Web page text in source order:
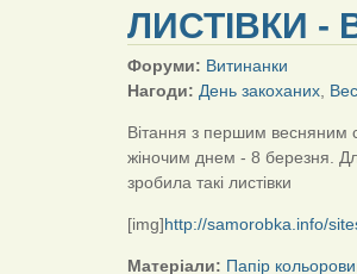
ЛИСТІВКИ -
Форуми: Витинанки
Нагоди: День закоханих
Вітання з першим весняним
жіночим днем - 8 березня.
зробила такі листівки
[img]http://samorobka.info/
Матеріали: Папір